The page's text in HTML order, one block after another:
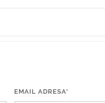
EMAIL ADRESA*